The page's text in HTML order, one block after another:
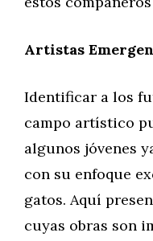
Artistas
Identificar a los
campo artístico
algunos jóvenes
con su enfoque
gatos. Aquí
cuyas obras son